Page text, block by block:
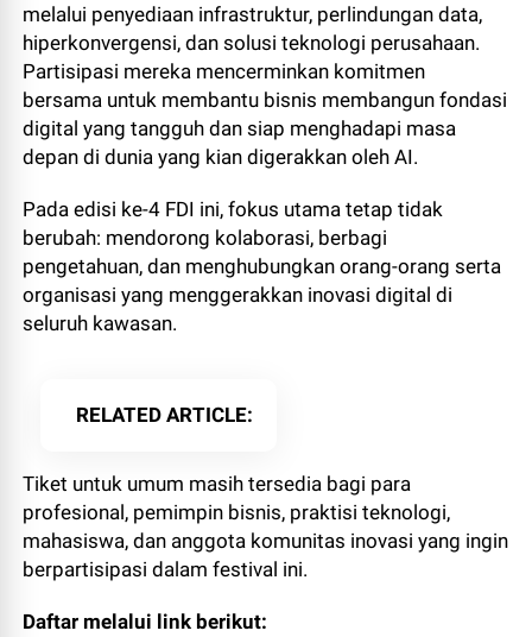
melalui penyediaan infrastruktur, perlindungan data,
hiperkonvergensi, dan solusi teknologi perusahaan.
Partisipasi mereka mencerminkan komitmen
bersama untuk membantu bisnis membangun fondasi
digital yang tangguh dan siap menghadapi masa
depan di dunia yang kian digerakkan oleh AI.
Pada edisi ke-4 FDI ini, fokus utama tetap tidak
berubah: mendorong kolaborasi, berbagi
pengetahuan, dan menghubungkan orang-orang serta
organisasi yang menggerakkan inovasi digital di
seluruh kawasan.
RELATED ARTICLE
Tiket untuk umum masih tersedia bagi para
profesional, pemimpin bisnis, praktisi teknologi,
mahasiswa, dan anggota komunitas inovasi yang ingin
berpartisipasi dalam festival ini.
Daftar melalui link berikut: